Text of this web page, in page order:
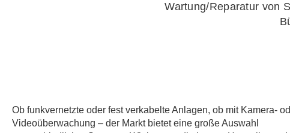
Wartung/Reparatur von
Ob funkvernetzte oder fest verkabelte Anlagen, ob mit Kamera-
Videoüberwachung – der Markt bietet eine große Auswahl